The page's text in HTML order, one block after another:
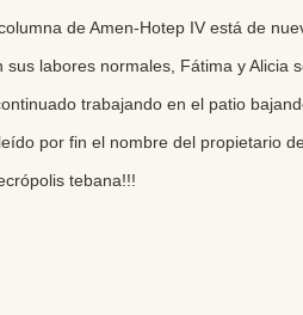
de Amen-Hotep IV está de
sus labores normales, Fátima y
trabajando en el patio
por fin el nombre del propietario
tebana!!!